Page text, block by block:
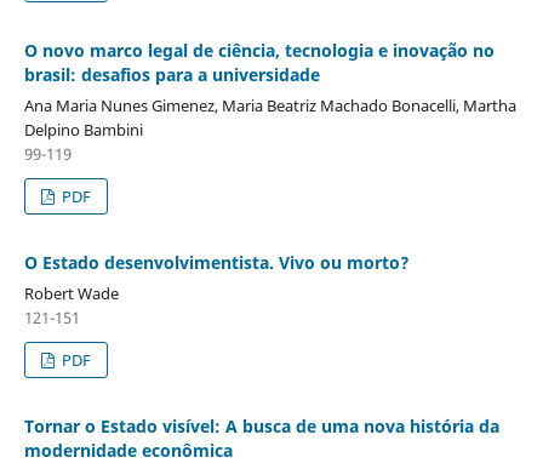
O novo marco legal de ciência, tecnologia e inovação no
brasil: desafios para a universidade
Ana Maria Nunes Gimenez, Maria Beatriz Machado Bonacelli, Martha
Delpino Bambini
99-119
PDF
O Estado desenvolvimentista. Vivo ou morto?
Robert Wade
121-151
PDF
Tornar o Estado visível: A busca de uma nova história da
modernidade econômica